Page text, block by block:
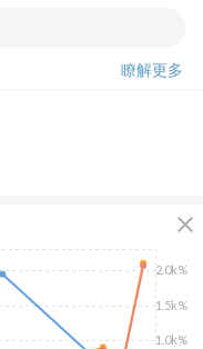
瞭解更多
close
1.0k%
1.5k%
2.0k%